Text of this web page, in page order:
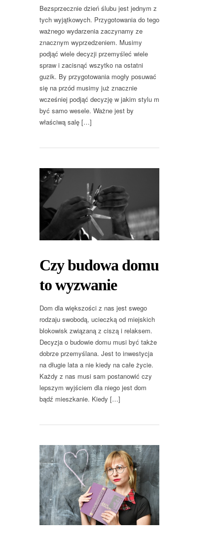
Bezsprzecznie dzień ślubu jest jednym z
tych wyjątkowych. Przygotowania do tego
ważnego wydarzenia zaczynamy ze
znacznym wyprzedzeniem. Musimy
podjąć wiele decyzji przemyśleć wiele
spraw i zacisnąć wszytko na ostatni
guzik. By przygotowania mogły posuwać
się na przód musimy już znacznie
wcześniej podjąć decyzję w jakim stylu m
być samo wesele. Ważne jest by
właściwą salę […]
Czy budowa domu
to wyzwanie
Dom dla większości z nas jest swego
rodzaju swobodą, ucieczką od miejskich
blokowisk związaną z ciszą i relaksem.
Decyzja o budowie domu musi być także
dobrze przemyślana. Jest to inwestycja
na długie lata a nie kiedy na całe życie.
Każdy z nas musi sam postanowić czy
lepszym wyjściem dla niego jest dom
bądź mieszkanie. Kiedy […]